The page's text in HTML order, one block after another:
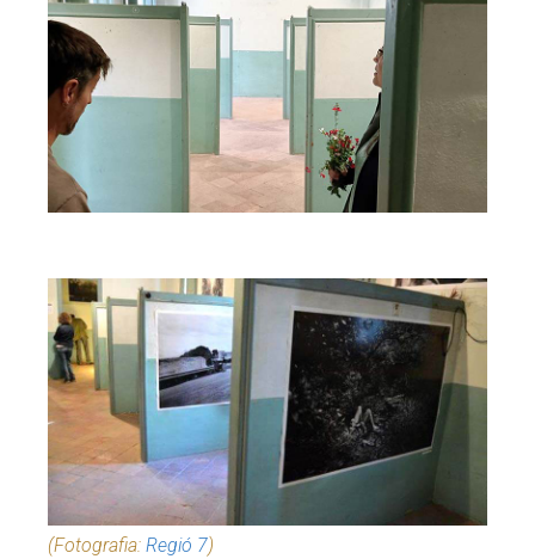
(Fotografia: Regió 7)